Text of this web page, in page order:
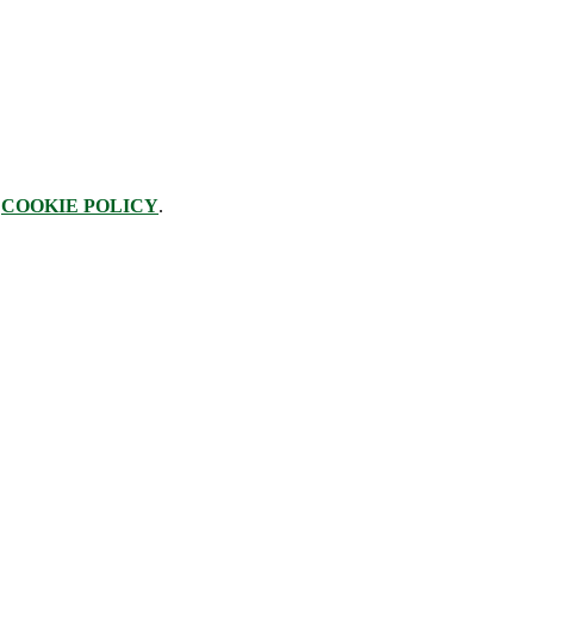
COOKIE POLICY.